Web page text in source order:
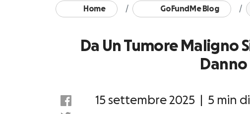
Home GoFundMe Blog
Da Un Tumore Maligno
15 settembre 2025 5 min